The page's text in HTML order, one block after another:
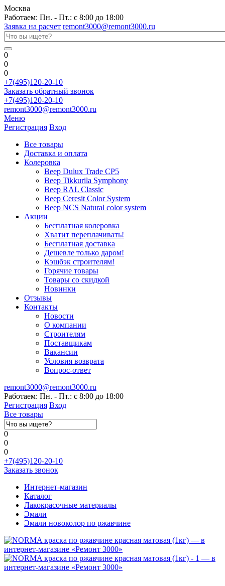
Москва
Работаем: Пн. - Пт.: с 8:00 до 18:00
Заявка на расчет remont3000@remont3000.ru
0
0
0
+7(495)120-20-10
Заказать обратный звонок
+7(495)120-20-10
remont3000@remont3000.ru
Меню
Регистрация Вход
Все товары
Доставка и оплата
Колеровка
Веер Dulux Trade CP5
Веер Tikkurila Symphony
Веер RAL Classic
Веер Ceresit Color System
Веер NCS Natural color system
Акции
Бесплатная колеровка
Хватит переплачивать!
Бесплатная доставка
Дешевле только даром!
Кэшбэк строителям!
Горячие товары
Товары со скидкой
Новинки
Отзывы
Контакты
Новости
О компании
Строителям
Поставщикам
Вакансии
Условия возврата
Вопрос-ответ
remont3000@remont3000.ru
Работаем: Пн. - Пт.: с 8:00 до 18:00
Регистрация Вход
Все товары
0
0
0
+7(495)120-20-10
Заказать звонок
Интернет-магазин
Каталог
Лакокрасочные материалы
Эмали
Эмали новоколор по ржавчине